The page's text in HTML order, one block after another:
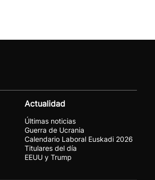
Actualidad
Últimas noticias
Guerra de Ucrania
Calendario Laboral Euskadi 2026
Titulares del día
EEUU y Trump